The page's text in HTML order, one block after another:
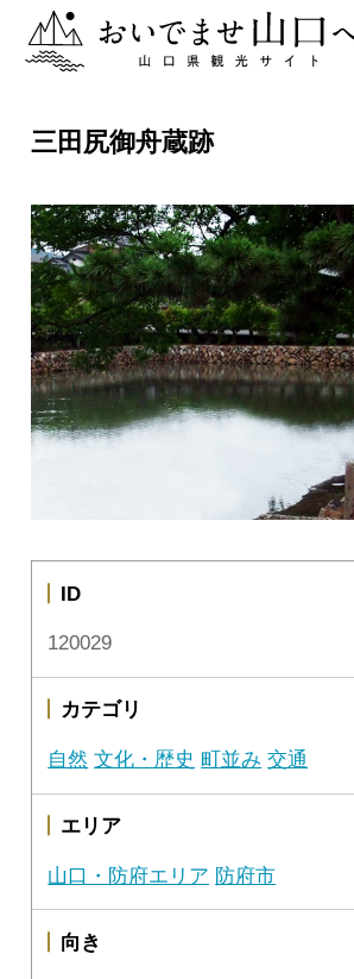
おいでませ山口へー山口県観光サイト
三田尻御舟蔵跡
ID
120029
カテゴリ
自然 文化・歴史 町並み 交通
エリア
山口・防府エリア 防府市
向き